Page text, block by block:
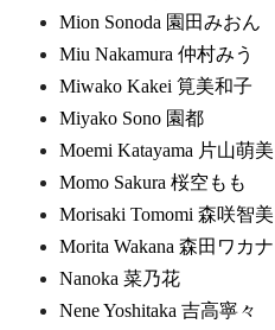
Mion Sonoda 園田みおん
Miu Nakamura 仲村みう
Miwako Kakei 筧美和子
Miyako Sono 園都
Moemi Katayama 片山萌美
Momo Sakura 桜空もも
Morisaki Tomomi 森咲智美
Morita Wakana 森田ワカナ
Nanoka 菜乃花
Nene Yoshitaka 吉高寧々